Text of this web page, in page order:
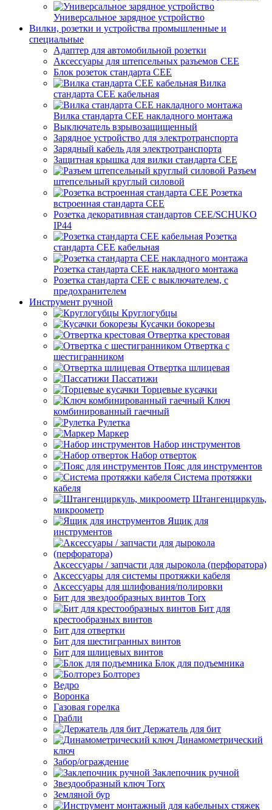
Универсальное зарядное устройство
Вилки, розетки и устройства промышленные и
специальные
Адаптер для автомобильной розетки
Аксессуары для штепсельных разъемов CEE
Блок розеток стандарта CEE
Вилка
стандарта CEE кабельная
Вилка стандарта CEE накладного монтажа
Выключатель взрывозащищенный
Зарядное устройство для электротранспорта
Зарядный кабель для электротранспорта
Защитная крышка для вилки стандарта CEE
Разъем
штепсельный круглый силовой
Розетка
встроенная стандарта CEE
Розетка декоративная стандартов CEE/SCHUKO
IP44
Розетка
стандарта СЕЕ кабельная
Розетка стандарта СЕЕ накладного монтажа
Розетка стандарта СЕЕ с выключателем, с
предохранителем
Инструмент ручной
Круглогубцы
Кусачки бокорезы
Отвертка крестовая
Отвертка с
шестигранником
Отвертка шлицевая
Пассатижи
Торцевые кусачки
Ключ
комбинированный гаечный
Рулетка
Маркер
Набор инструментов
Набор отверток
Пояс для инструментов
Система протяжки
кабеля
Штангенциркуль,
микроометр
Ящик для
инструментов
Аксессуары / запчасти для дырокола (перфоратора)
Аксессуары для системы протяжки кабеля
Аксессуары для шлифования/полировки
Бит для звездообразных винтов Torx
Бит для
крестообразных винтов
Бит для отвертки
Бит для шестигранных винтов
Бит для шлицевых винтов
Блок для подъемника
Болторез
Ведро
Воронка
Газовая горелка
Грабли
Держатель для бит
Динамометрический
ключ
Забор/ограждение
Заклепочник ручной
Звездообразный ключ Torx
Земляной бур